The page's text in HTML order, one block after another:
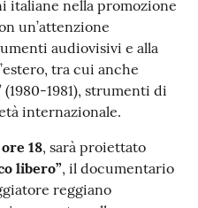
italiane nella promozione
un’attenzione
audiovisivi e alla
tra cui anche
1981), strumenti di
internazionale.
ore 18, sarà proiettato
libero”, il documentario
reggiano